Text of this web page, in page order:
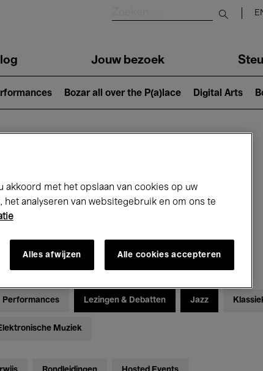
Submit
Jouw bezoek
Bozar all over the P(a)lace Digital Arts
Performances Lezingen & Debatten Jazz
Muziek
akkoord met het opslaan van cookies op uw
analyseren van websitegebruik en om ons te
Alles afwijzen Alle cookies accepteren